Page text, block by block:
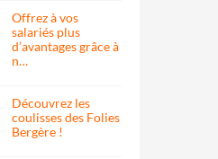
Offrez à vos
salariés plus
d’avantages grâce à
n…
Découvrez les
coulisses des Folies
Bergère !